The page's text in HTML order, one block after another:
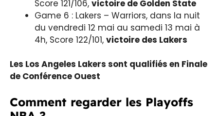
Score 121/106, victoire de Golden State
Game 6 : Lakers – Warriors, dans la nuit
du vendredi 12 mai au samedi 13 mai à
4h, Score 122/101, victoire des Lakers
Les Los Angeles Lakers sont qualifiés en Finale
de Conférence Ouest
Comment regarder les Playoffs